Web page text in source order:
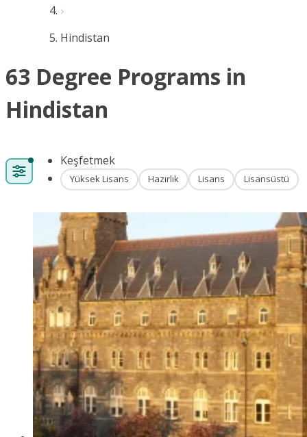
Hindistan
63 Degree Programs in
Hindistan
Keşfetmek
Yüksek Lisans Hazırlık Lisans Lisansüstü